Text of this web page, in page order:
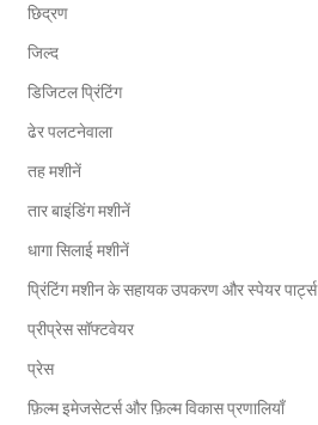
छिद्रण
जिल्द
डिजिटल प्रिंटिंग
ढेर पलटनेवाला
तह मशीनें
तार बाइंडिंग मशीनें
धागा सिलाई मशीनें
प्रिंटिंग मशीन के सहायक उपकरण और स्पेयर पार्ट्स
प्रीप्रेस सॉफ्टवेयर
प्रेस
फ़िल्म इमेजसेटर्स और फ़िल्म विकास प्रणालियाँ